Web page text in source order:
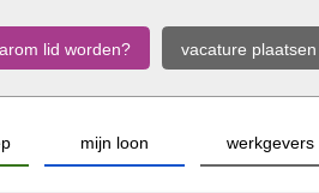
vacature plaatsen
lid worden?
werkgevers
mijn loon